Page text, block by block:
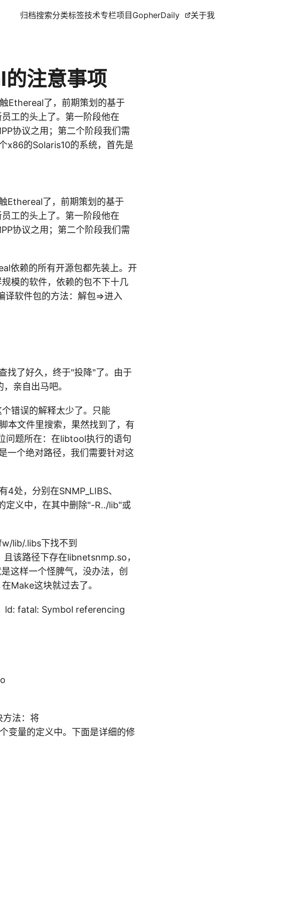
归档搜索分类标签技术专栏项目 GopherDaily 关于我
注意事项
Ethereal了，前期策划的基于
工的头上了。第一阶段他在
协议之用；第二个阶段我们需
x86的Solaris10的系统，首先是
Ethereal了，前期策划的基于
工的头上了。第一阶段他在
协议之用；第二个阶段我们需
依赖的所有开源包都先装上。开
模的软件，依赖的包不下十几
软件包的方法：解包=>进入
了好久，终于"投降"了。由于
亲自出马吧。
错误的解释太少了。只能
文件里搜索，果然找到了，有
问题所在：在libtool执行的语句
一个绝对路径，我们需要针对这
处，分别在SNMP_LIBS、
定义中，在其中删除"-R../lib"或
lib/.libs下找不到
该路径下存在libnetsnmp.so，
这样一个怪脾气，没办法，创
Make这块就过去了。
ld: fatal: Symbol referencing
方法：将
量的定义中。下面是详细的修